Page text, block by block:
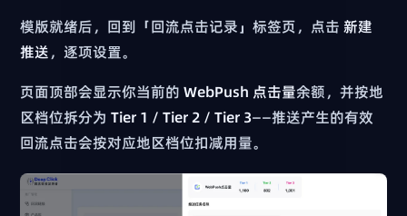
模版就绪后，回到「回流点击记录」标签页，点击新建
推送，逐项设置。
页面顶部会显示你当前的WebPush 点击量余额，并按地
区档位拆分为Tier 1 / Tier 2 / Tier 3——推送产生的有效
回流点击会按对应地区档位扣减用量。